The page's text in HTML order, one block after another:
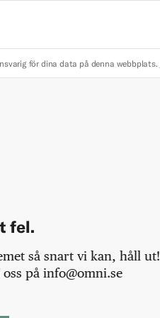
för dina data på denna webbplats.
fel.
så snart vi kan, håll ut!
på info@omni.se